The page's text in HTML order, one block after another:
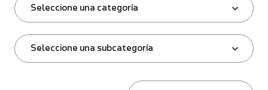
Seleccione una categoría
Seleccione una subcategoría